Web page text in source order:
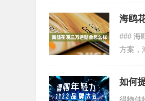
海鸥
### 海
方案，
如何
得物佳